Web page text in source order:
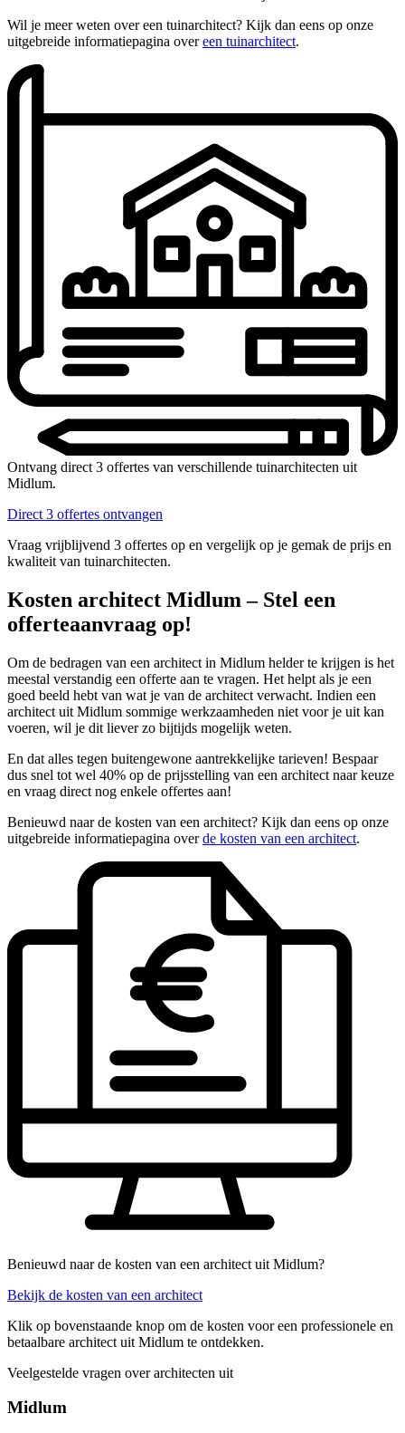
Wil je meer weten over een tuinarchitect? Kijk dan eens op onze
uitgebreide informatiepagina overeen tuinarchitect.
Ontvang direct 3 offertes van verschillende tuinarchitecten uit
Midlum.
Direct 3 offertes ontvangen
Vraag vrijblijvend 3 offertes op en vergelijk op je gemak de prijs en
kwaliteit van tuinarchitecten.
Kosten architect Midlum – Stel een
offerteaanvraag op!
Om de bedragen van een architect in Midlum helder te krijgen is het
meestal verstandig een offerte aan te vragen. Het helpt als je een
goed beeld hebt van wat je van de architect verwacht. Indien een
architect uit Midlum sommige werkzaamheden niet voor je uit kan
voeren, wil je dit liever zo bijtijds mogelijk weten.
En dat alles tegen buitengewone aantrekkelijke tarieven! Bespaar
dus snel tot wel 40% op de prijsstelling van een architect naar keuze
en vraag direct nog enkele offertes aan!
Benieuwd naar de kosten van een architect? Kijk dan eens op onze
uitgebreide informatiepagina overde kosten van een architect.
Benieuwd naar de kosten van een architect uit Midlum?
Bekijk de kosten van een architect
Klik op bovenstaande knop om de kosten voor een professionele en
betaalbare architect uit Midlum te ontdekken.
Veelgestelde vragen over architecten uit
Midlum